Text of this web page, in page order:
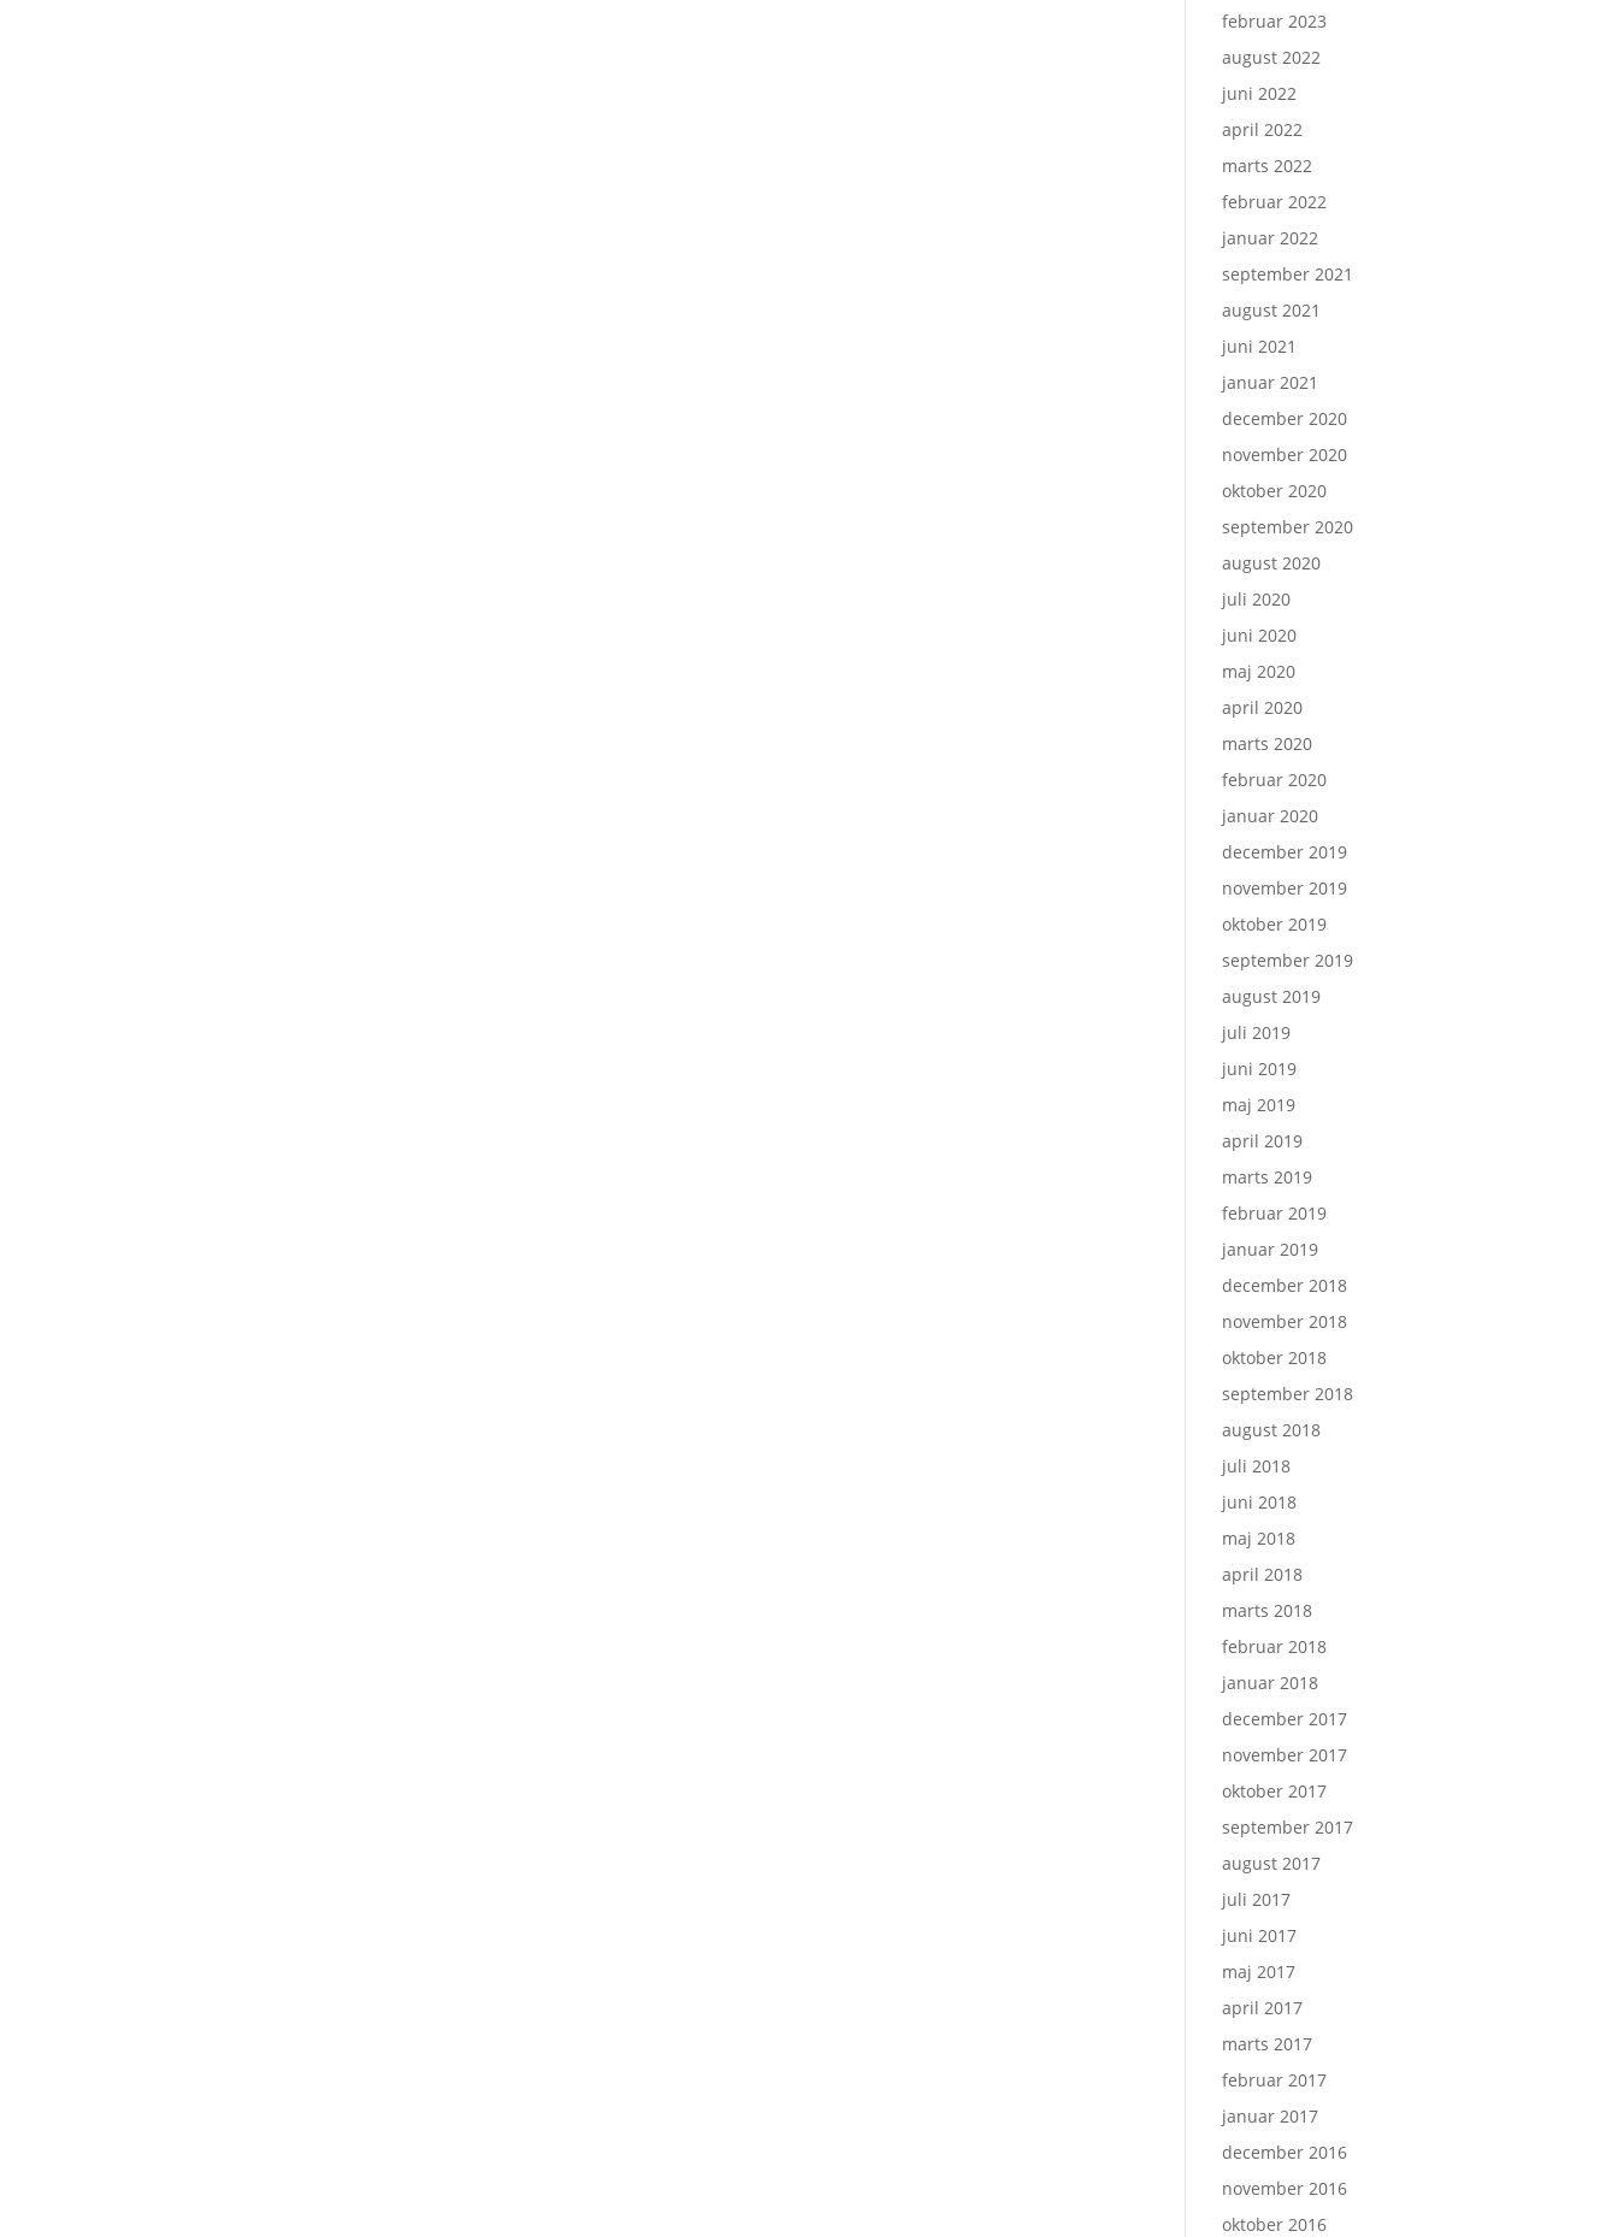
februar 2023
august 2022
juni 2022
april 2022
marts 2022
februar 2022
januar 2022
september 2021
august 2021
juni 2021
januar 2021
december 2020
november 2020
oktober 2020
september 2020
august 2020
juli 2020
juni 2020
maj 2020
april 2020
marts 2020
februar 2020
januar 2020
december 2019
november 2019
oktober 2019
september 2019
august 2019
juli 2019
juni 2019
maj 2019
april 2019
marts 2019
februar 2019
januar 2019
december 2018
november 2018
oktober 2018
september 2018
august 2018
juli 2018
juni 2018
maj 2018
april 2018
marts 2018
februar 2018
januar 2018
december 2017
november 2017
oktober 2017
september 2017
august 2017
juli 2017
juni 2017
maj 2017
april 2017
marts 2017
februar 2017
januar 2017
december 2016
november 2016
oktober 2016